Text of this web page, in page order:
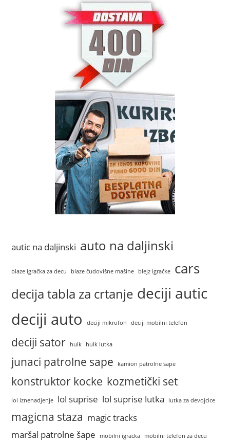
autic na daljinski auto na daljinski
blaze igračka za decu blaze čudovišne mašine blejz igračke cars
decija tabla za crtanje deciji autic
deciji auto deciji mikrofon deciji mobilni telefon
deciji sator hulk hulk lutka
junaci patrolne sape kamion patrolne sape
konstruktor kocke kozmetički set
lol iznenadjenje lol suprise lol suprise lutka lutka za devojcice
magicna staza magic tracks
maršal patrolne šape
mobilni igracka mobilni telefon za decu